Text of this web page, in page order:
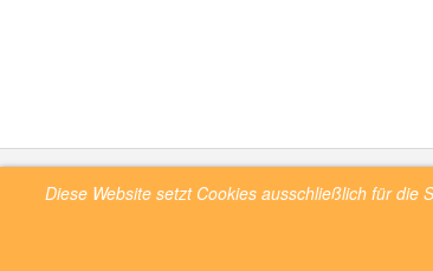
Diese Website setzt Cookies ausschließlich für die
AGB Kontakt Impressum Datenschutz